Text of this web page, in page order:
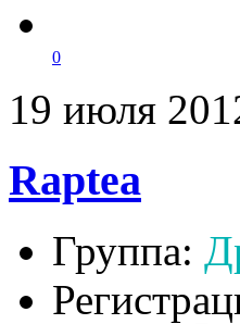
0
19 июля
Raptea
Группа: